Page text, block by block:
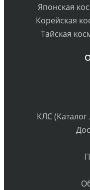
Японская
Корейская
Тайская
КЛС